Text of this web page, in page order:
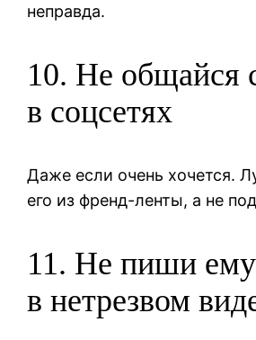
неправда.
10. Не общайся
в соцсетях
Даже если очень хочется.
его из френд-ленты, а не
11. Не пиши ему
в нетрезвом